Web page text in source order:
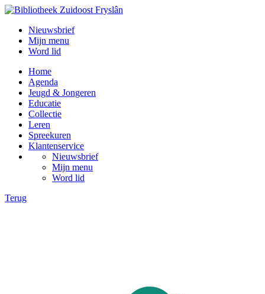
Nieuwsbrief
Mijn menu
Word lid
Home
Agenda
Jeugd & Jongeren
Educatie
Collectie
Leren
Spreekuren
Klantenservice
Nieuwsbrief
Mijn menu
Word lid
Terug